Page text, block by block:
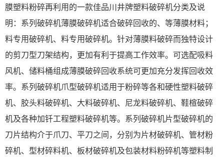
膜塑料粉碎再利用的一款佳品川井牌塑料破碎机分类及说
明：系列破碎机薄膜破碎机适合破碎回收的、等薄膜材料；
料专用破碎机、料专用破碎机。针对薄膜料破碎而独特设计
的剪刀型刀架结构，更加有利于提高工作效率。可选配吸料
风机、储料桶组成薄膜破碎回收系统可更加充分发挥回收效
率。系列破碎机爪型破碎机适用于粉碎等各和硬性塑料破碎
机、胶头料破碎机、大料破碎机、尼龙料破碎机、鞋楦破碎
机及各种加钎工程塑料破碎机等。系列破碎机片型破碎机的
刀片结构介于爪刀、平刀之间，分别为片材破碎机、管材粉
碎机、型材碎料机、板材破碎机及包装材料粉碎机等塑料制